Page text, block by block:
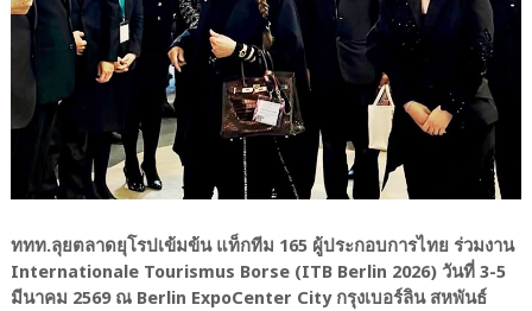
ททท.ลุยตลาดยุโรปเข้มข้น แท็กทีม 165 ผู้ประกอบการไทย ร่วมงาน
Internationale Tourismus Borse (ITB Berlin 2026) วันที่ 3-5
มีนาคม 2569 ณ Berlin ExpoCenter City กรุงเบอร์ลิน สหพันธ์